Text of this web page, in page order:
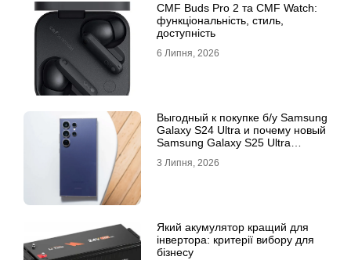
CMF Buds Pro 2 та CMF Watch:
функціональність, стиль,
доступність
6 Липня, 2026
Выгодный к покупке б/у Samsung
Galaxy S24 Ultra и почему новый
Samsung Galaxy S25 Ultra
3 Липня, 2026
Який акумулятор кращий для
інвертора: критерії вибору для
бізнесу